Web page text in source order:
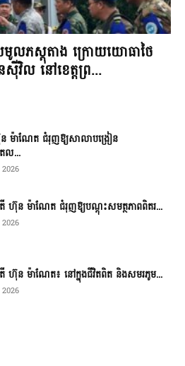
មូលភស្តុតាង ក្រោយយោធាថៃ
វិល នៅខេត្តព្រ...
ម៉ាណែត ជំរុញឱ្យសាលាបង្រៀន
ល...
ហ៊ុន ម៉ាណែត ជំរុញឱ្យបណ្តុះសមត្ថភាពពិតរ...
ហ៊ុន ម៉ាណែត៖ នៅក្នុងជីវិតពិត និងសមរភូម...